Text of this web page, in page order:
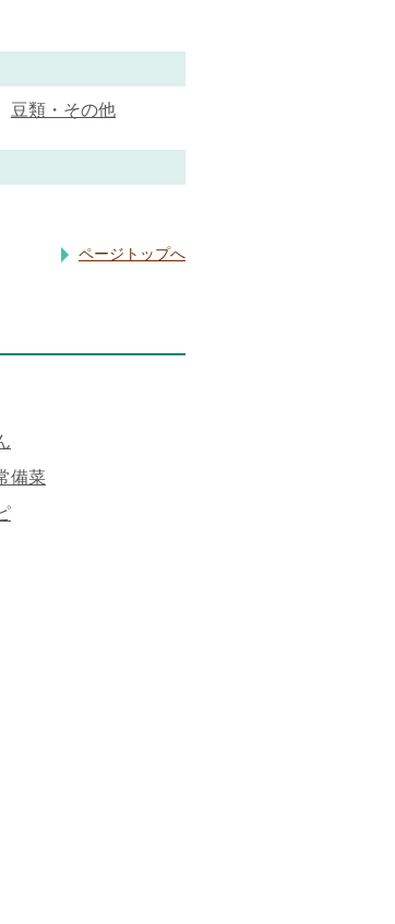
豆類・その他
ページトップへ
備菜